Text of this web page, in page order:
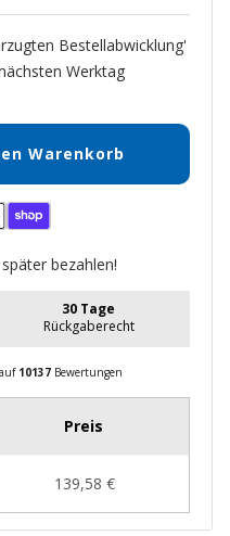
Bestellabwicklung'
Werktag
Warenkorb
bezahlen!
30 Tage
Rückgaberecht
10137Bewertungen